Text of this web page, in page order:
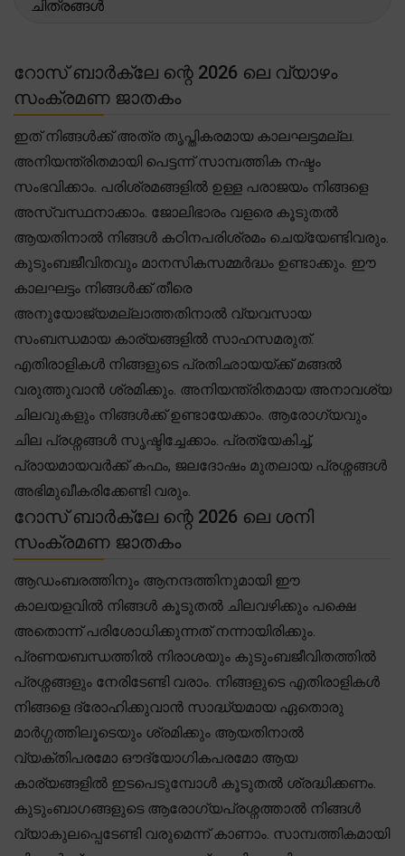
ചിത്രങ്ങൾ
റോസ് ബാർക്ലേ ന്റെ 2026 ലെ വ്യാഴം
സംക്രമണ ജാതകം
ഇത് നിങ്ങൾക്ക് അത്ര തൃപ്തികരമായ കാലഘട്ടമല്ല.
അനിയന്ത്രിതമായി പെട്ടന്ന് സാമ്പത്തിക നഷ്ടം
സംഭവിക്കാം. പരിശ്രമങ്ങളിൽ ഉള്ള പരാജയം നിങ്ങളെ
അസ്വസ്ഥനാക്കാം. ജോലിഭാരം വളരെ കൂടുതൽ
ആയതിനാൽ നിങ്ങൾ കഠിനപരിശ്രമം ചെയ്യേണ്ടിവരും.
കുടുംബജീവിതവും മാനസികസമ്മർദ്ധം ഉണ്ടാക്കും. ഈ
കാലഘട്ടം നിങ്ങൾക്ക് തീരെ
അനുയോജ്യമല്ലാത്തതിനാൽ വ്യവസായ
സംബന്ധമായ കാര്യങ്ങളിൽ സാഹസമരുത്.
എതിരാളികൾ നിങ്ങളുടെ പ്രതിഛായയ്ക്ക് മങ്ങൽ
വരുത്തുവാൻ ശ്രമിക്കും. അനിയന്ത്രിതമായ അനാവശ്യ
ചിലവുകളും നിങ്ങൾക്ക് ഉണ്ടായേക്കാം. ആരോഗ്യവും
ചില പ്രശ്നങ്ങൾ സൃഷ്ടിച്ചേക്കാം. പ്രത്യേകിച്ച്,
പ്രായമായവർക്ക് കഫം, ജലദോഷം മുതലായ പ്രശ്നങ്ങൾ
അഭിമുഖീകരിക്കേണ്ടി വരും.
റോസ് ബാർക്ലേ ന്റെ 2026 ലെ ശനി
സംക്രമണ ജാതകം
ആഡംബരത്തിനും ആനന്ദത്തിനുമായി ഈ
കാലയളവിൽ നിങ്ങൾ കൂടുതൽ ചിലവഴിക്കും പക്ഷെ
അതൊന്ന് പരിശോധിക്കുന്നത് നന്നായിരിക്കും.
പ്രണയബന്ധത്തിൽ നിരാശയും കുടുംബജീവിതത്തിൽ
പ്രശ്നങ്ങളും നേരിടേണ്ടി വരാം. നിങ്ങളുടെ എതിരാളികൾ
നിങ്ങളെ ദ്രോഹിക്കുവാൻ സാദ്ധ്യമായ ഏതൊരു
മാർഗ്ഗത്തിലൂടെയും ശ്രമിക്കും ആയതിനാൽ
വ്യക്തിപരമോ ഔദ്യോഗികപരമോ ആയ
കാര്യങ്ങളിൽ ഇടപെടുമ്പോൾ കൂടുതൽ ശ്രദ്ധിക്കണം.
കുടുംബാഗങ്ങളുടെ ആരോഗ്യപ്രശ്നത്താൽ നിങ്ങൾ
വ്യാകുലപ്പെടേണ്ടി വരുമെന്ന് കാണാം. സാമ്പത്തികമായി